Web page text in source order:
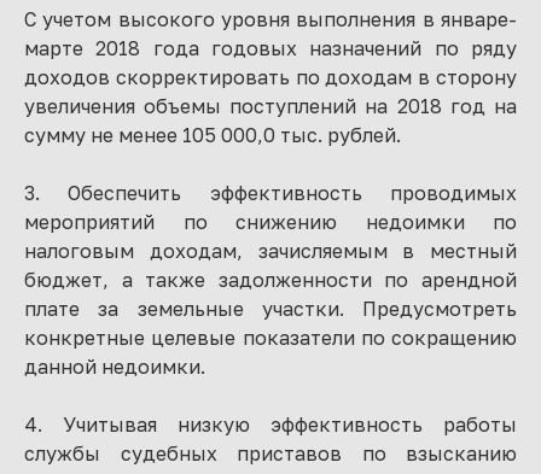
С учетом высокого уровня выполнения в январе-
марте 2018 года годовых назначений по ряду
доходов скорректировать по доходам в сторону
увеличения объемы поступлений на 2018 год на
сумму не менее 105 000,0 тыс. рублей.
3. Обеспечить эффективность проводимых
мероприятий по снижению недоимки по
налоговым доходам, зачисляемым в местный
бюджет, а также задолженности по арендной
плате за земельные участки. Предусмотреть
конкретные целевые показатели по сокращению
данной недоимки.
4. Учитывая низкую эффективность работы
службы судебных приставов по взысканию